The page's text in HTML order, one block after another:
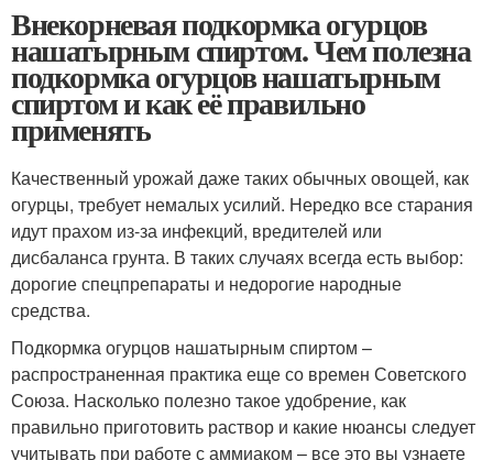
Внекорневая подкормка огурцов
нашатырным спиртом. Чем полезна
подкормка огурцов нашатырным
спиртом и как её правильно
применять
Качественный урожай даже таких обычных овощей, как
огурцы, требует немалых усилий. Нередко все старания
идут прахом из-за инфекций, вредителей или
дисбаланса грунта. В таких случаях всегда есть выбор:
дорогие спецпрепараты и недорогие народные
средства.
Подкормка огурцов нашатырным спиртом –
распространенная практика еще со времен Советского
Союза. Насколько полезно такое удобрение, как
правильно приготовить раствор и какие нюансы следует
учитывать при работе с аммиаком – все это вы узнаете